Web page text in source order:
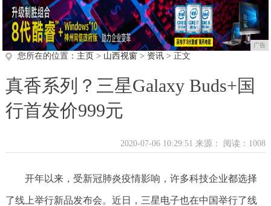
广告
您所在的位置： 主页 > 山西视窗> 资讯> 正文
真香系列？三星Galaxy Buds+国
行首发价999元
2020-07-06 10:29:51 来源： 阅读：1008
开年以来，受新冠肺炎疫情影响，许多科技企业都选择
了线上举行新品发布会。近日，三星电子也在中国举行了线